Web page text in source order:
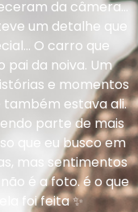
da câmera…
um detalhe que
O carro que
pai da noiva. Um
e momentos
também estava ali.
parte de mais
que eu busco em
mas sentimentos
é a foto. é o que
foi feita ✨